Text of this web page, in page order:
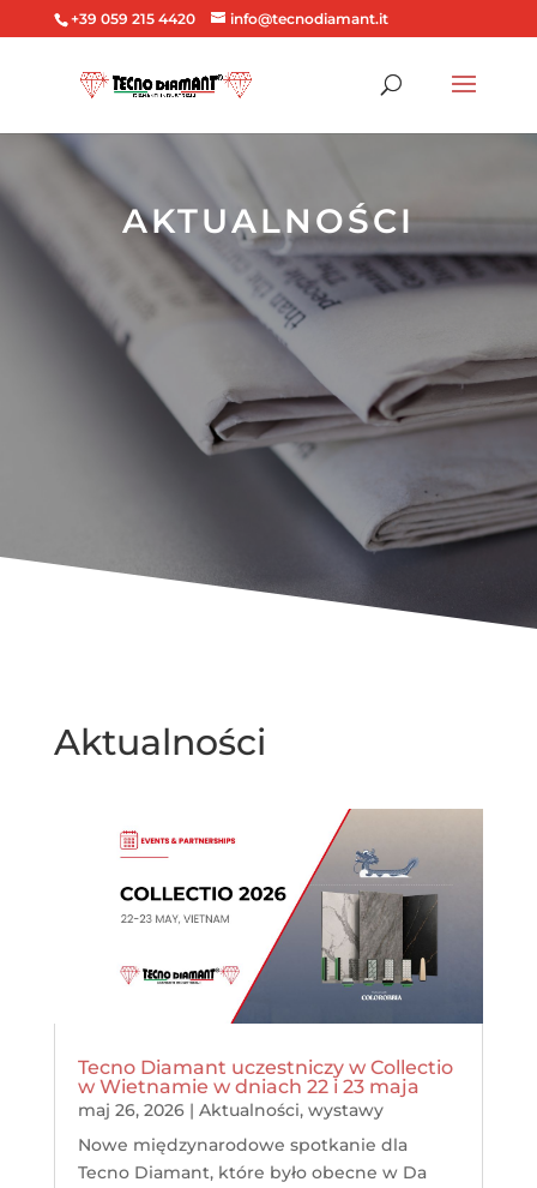
+39 059 215 4420 info@tecnodiamant.it
AKTUALNOŚCI
Aktualności
Tecno Diamant uczestniczy w Collectio
w Wietnamie w dniach 22 i 23 maja
maj 26, 2026| Aktualności, wystawy
Nowe międzynarodowe spotkanie dla
Tecno Diamant, które było obecne w Da